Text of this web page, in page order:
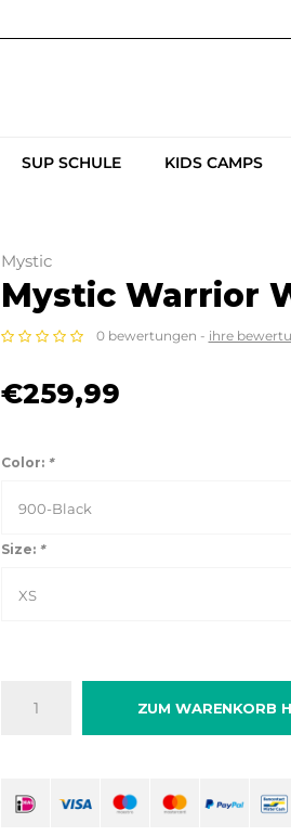
SUP SCHULE KIDS CAMPS
Mystic
Mystic Warrior
0 bewertungen - ihre
€259,99
Color: *
900-Black
Size: *
XS
ZUM WARENKORB